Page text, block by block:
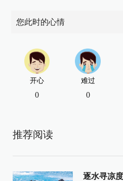
您此时的心情
开心
0
难过
0
推荐阅读
逐水寻凉